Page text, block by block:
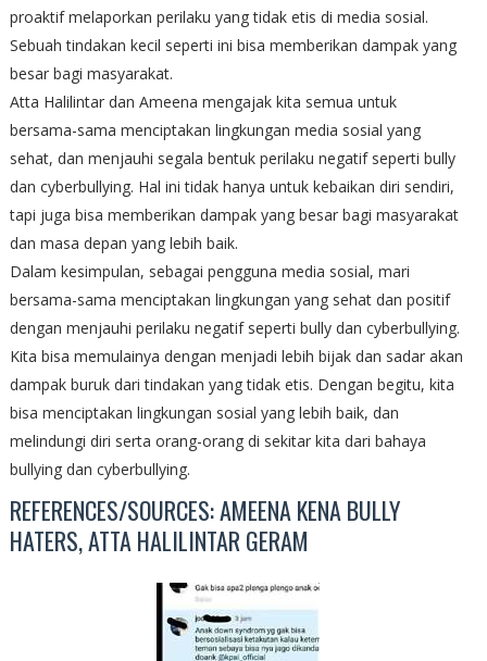
proaktif melaporkan perilaku yang tidak etis di media sosial.
Sebuah tindakan kecil seperti ini bisa memberikan dampak yang
besar bagi masyarakat.
Atta Halilintar dan Ameena mengajak kita semua untuk
bersama-sama menciptakan lingkungan media sosial yang
sehat, dan menjauhi segala bentuk perilaku negatif seperti bully
dan cyberbullying. Hal ini tidak hanya untuk kebaikan diri sendiri,
tapi juga bisa memberikan dampak yang besar bagi masyarakat
dan masa depan yang lebih baik.
Dalam kesimpulan, sebagai pengguna media sosial, mari
bersama-sama menciptakan lingkungan yang sehat dan positif
dengan menjauhi perilaku negatif seperti bully dan cyberbullying.
Kita bisa memulainya dengan menjadi lebih bijak dan sadar akan
dampak buruk dari tindakan yang tidak etis. Dengan begitu, kita
bisa menciptakan lingkungan sosial yang lebih baik, dan
melindungi diri serta orang-orang di sekitar kita dari bahaya
bullying dan cyberbullying.
REFERENCES/SOURCES: AMEENA KENA BULLY
HATERS, ATTA HALILINTAR GERAM